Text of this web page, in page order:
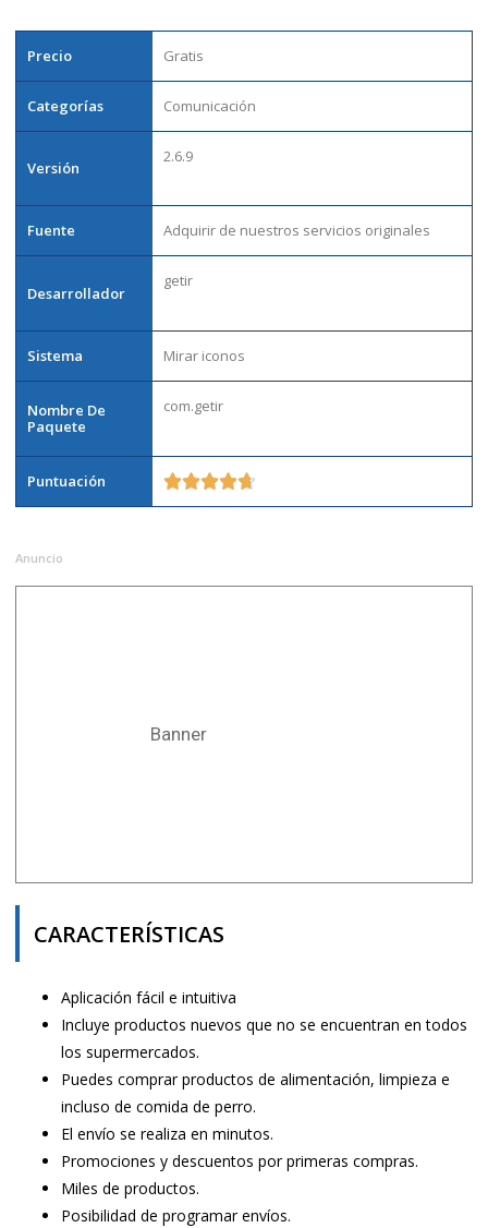
Precio Gratis
Categorías Comunicación
Versión
2.6.9
Fuente Adquirir de nuestros servicios originales
Desarrollador
getir
Sistema Mirar iconos
Nombre De
Paquete
com.getir
Puntuación 
Anuncio
Banner
CARACTERÍSTICAS
Aplicación fácil e intuitiva
Incluye productos nuevos que no se encuentran en todos
los supermercados.
Puedes comprar productos de alimentación, limpieza e
incluso de comida de perro.
El envío se realiza en minutos.
Promociones y descuentos por primeras compras.
Miles de productos.
Posibilidad de programar envíos.